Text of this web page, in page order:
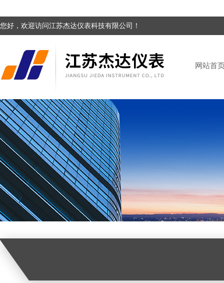
您好，欢迎访问江苏杰达仪表科技有限公司！
网站首